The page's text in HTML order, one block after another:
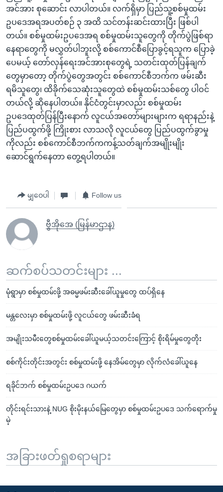
အင်အား စုဆောင်း လာပါတယ်။ လက်ရှိမှာ ပြည်သူ့စစ်မှုထမ်း
ဥပဒေအရအပတ်စဉ် ၃ အထိ သင်တန်းဆင်းထားပြီး ဖြစ်ပါ
တယ်။ စစ်မှုထမ်းဥပဒေအရ စစ်မှုထမ်းသူတွေကို တိုက်ပွဲဖြစ်ရာ
နေရာတွေကို မလွှတ်ပါဘူးလို့ စစ်ကောင်စီပြောခွင့်ရသူက ပြောခဲ့
ပေမယ့် တော်လှန်ရေးအင်အားစုတွေရဲ့ သတင်းထုတ်ပြန်ချက်
တွေမှာတော့ တိုက်ပွဲတွေအတွင်း စစ်ကောင်စီဘက်က ဖမ်းဆီး
ရမိသူတွေ၊ ထိခိုက်သေဆုံးသူတွေထဲ စစ်မှုထမ်းသစ်တွေ ပါဝင်
တယ်လို့ ဆိုနေပါတယ်။ နိုင်ငံတွင်းမှာလည်း စစ်မှုထမ်း
ဥပဒေထုတ်ပြန်ပြီးနောက် လူငယ်အတော်များများက ရရာနည်းနဲ့
ပြည်ပထွက်ဖို့ ကြိုးစား လာသလို လူငယ်တွေ ပြည်ပထွက်ခွာမှု
ကိုလည်း စစ်ကောင်စီဘက်ကကန့်သတ်ချက်အမျိုးမျိုး
ဆောင်ရွက်နေတာ တွေ့ရပါတယ်။
မျှဝေပါ Follow us
ဗွီအိုအေ (မြန်မာဌာန)
ဆက်စပ်သတင်းများ ...
မုံရွာမှာ စစ်မှုထမ်းဖို့ အဓမ္မဖမ်းဆီးခေါ်ယူမှုတွေ ထပ်ရှိနေ
မန္တလေးမှာ စစ်မှုထမ်းဖို့ လူငယ်တွေ ဖမ်းဆီးခံရ
အမျိုးသမီးတွေစစ်မှုထမ်းခေါ်ယူမယ့်သတင်းကြောင့် စိုးရိမ်မှုတွေတိုး
စစ်ကိုင်းတိုင်းအတွင်း စစ်မှုထမ်းဖို့ နေအိမ်တွေမှာ လိုက်လံခေါ်ယူနေ
ရခိုင်ဘက် စစ်မှုထမ်းဥပဒေ ဂယက်
တိုင်းရင်းသားနဲ့ NUG စိုးမိုးနယ်မြေတွေမှာ စစ်မှုထမ်းဥပဒေ သက်ရောက်မှု
မဲ့
အခြားဖတ်ရှုစရာများ